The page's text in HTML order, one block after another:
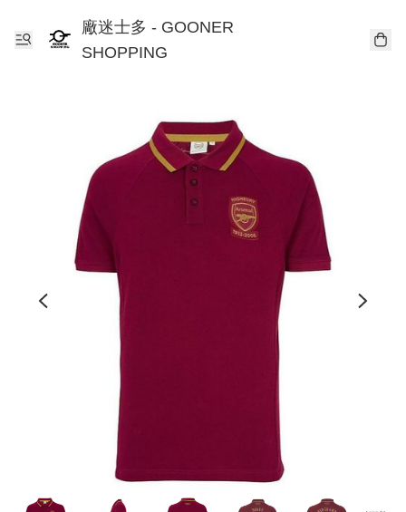
廠迷士多 - GOONER
SHOPPING